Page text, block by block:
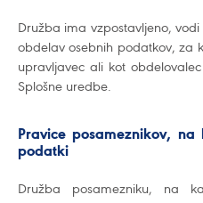
Družba ima vzpostavljeno,
obdelav osebnih podatkov, za
upravljavec ali kot
Splošne uredbe.
Pravice posameznikov,
podatki
Družba posamezniku, na